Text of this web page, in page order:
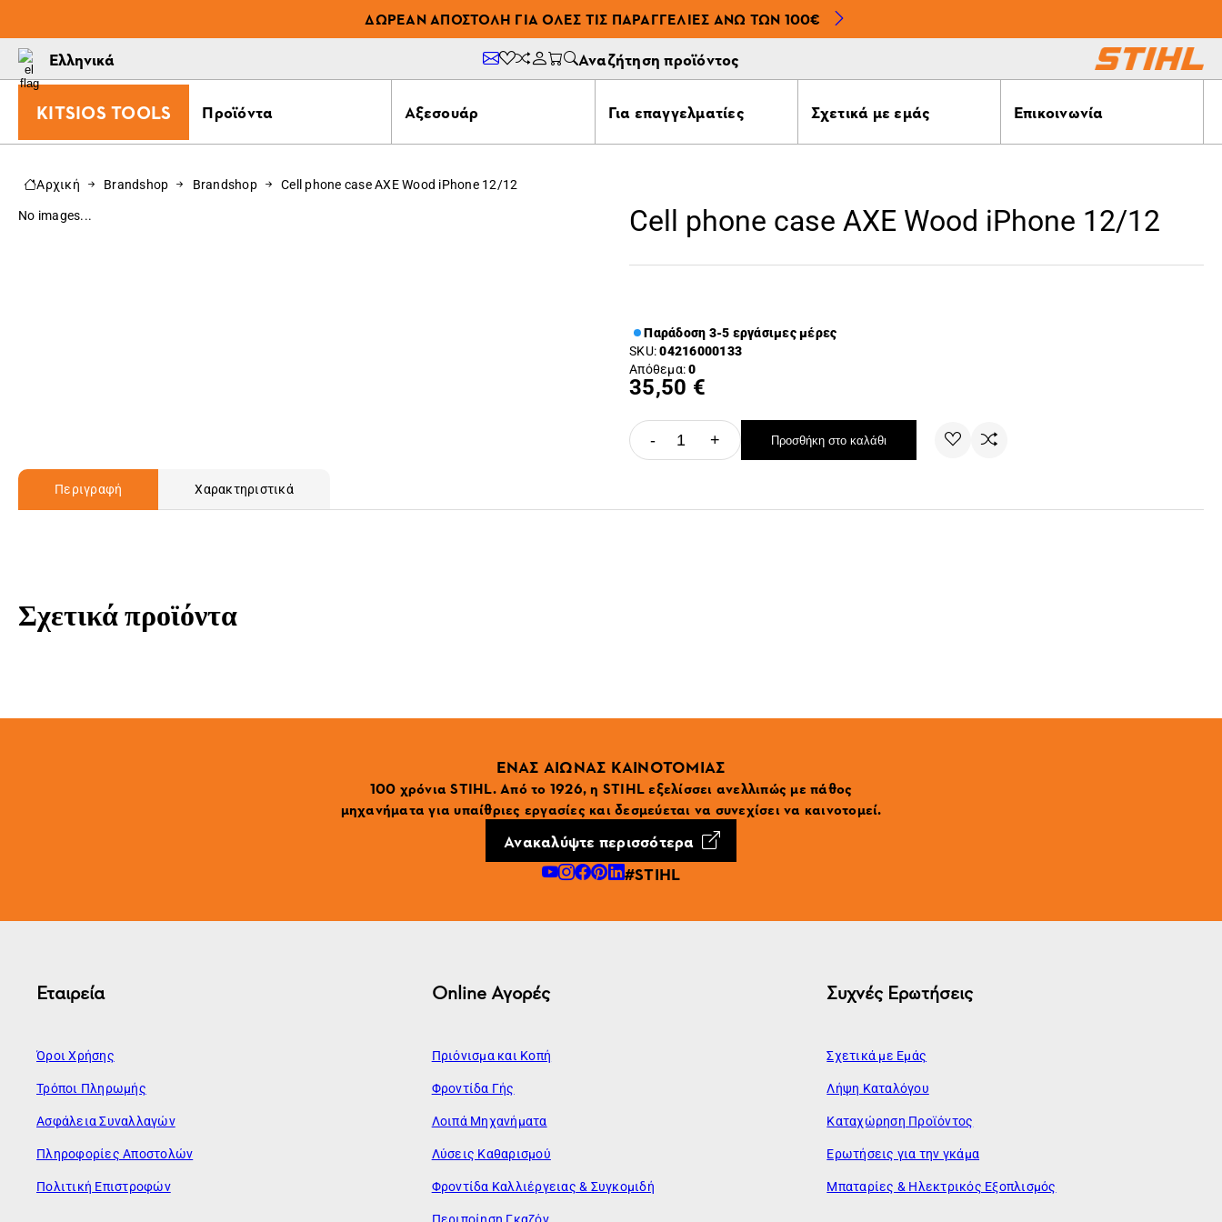
ΔΩΡΕΆΝ ΑΠΟΣΤΟΛΉ ΓΙΑ ΌΛΕΣ ΤΙΣ ΠΑΡΑΓΓΕΛΊΕΣ ΆΝΩ ΤΩΝ 100€
Ελληνικά Αναζήτηση προϊόντος
KITSIOS TOOLS Προϊόντα Αξεσουάρ Για επαγγελματίες Σχετικά με εμάς Επικοινωνία
Αρχική Brandshop Brandshop Cell phone case AXE Wood iPhone 12/12
No images... Cell phone case AXE Wood iPhone 12/12
Παράδοση 3-5 εργάσιμες μέρες
SKU:04216000133
Απόθεμα:0
35,50 €
- + Προσθήκη στο καλάθι
Περιγραφή Χαρακτηριστικά
Σχετικά προϊόντα
ΕΝΑΣ ΑΙΩΝΑΣ ΚΑΙΝΟΤΟΜΙΑΣ
100 χρόνια STIHL. Από το 1926, η STIHL εξελίσσει ανελλιπώς με πάθος
μηχανήματα για υπαίθριες εργασίες και δεσμεύεται να συνεχίσει να καινοτομεί.
Ανακαλύψτε περισσότερα
#STIHL
Εταιρεία
Όροι Χρήσης
Τρόποι Πληρωμής
Ασφάλεια Συναλλαγών
Πληροφορίες Αποστολών
Πολιτική Επιστροφών
Online Αγορές
Πριόνισμα και Κοπή
Φροντίδα Γής
Λοιπά Μηχανήματα
Λύσεις Καθαρισμού
Φροντίδα Καλλιέργειας & Συγκομιδή
Περιποίηση Γκαζόν
Συχνές Ερωτήσεις
Σχετικά με Εμάς
Λήψη Καταλόγου
Καταχώρηση Προϊόντος
Ερωτήσεις για την γκάμα
Μπαταρίες & Ηλεκτρικός Εξοπλισμός